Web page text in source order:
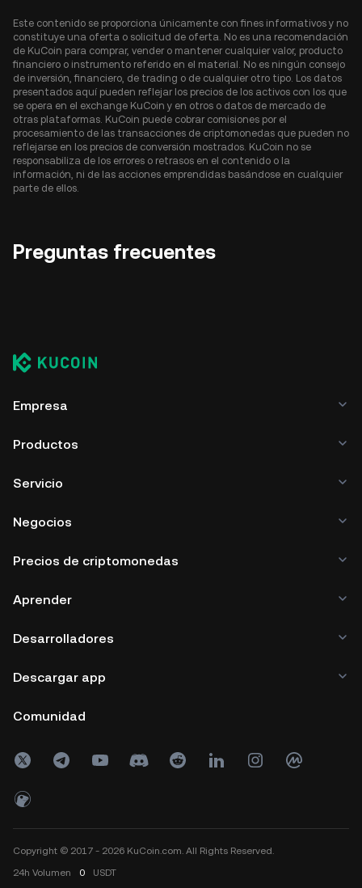
Este contenido se proporciona únicamente con fines informativos y no
constituye una oferta o solicitud de oferta. No es una recomendación
de KuCoin para comprar, vender o mantener cualquier valor, producto
financiero o instrumento referido en el material. No es ningún consejo
de inversión, financiero, de trading o de cualquier otro tipo. Los datos
presentados aquí pueden reflejar los precios de los activos con los que
se opera en el exchange KuCoin y en otros o datos de mercado de
otras plataformas. KuCoin puede cobrar comisiones por el
procesamiento de las transacciones de criptomonedas que pueden no
reflejarse en los precios de conversión mostrados. KuCoin no se
responsabiliza de los errores o retrasos en el contenido o la
información, ni de las acciones emprendidas basándose en cualquier
parte de ellos.
Preguntas frecuentes
Empresa
Productos
Servicio
Negocios
Precios de criptomonedas
Aprender
Desarrolladores
Descargar app
Comunidad
Copyright © 2017 - 2026 KuCoin.com. All Rights Reserved.
24h Volumen 0 USDT